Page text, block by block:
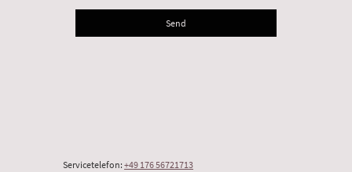
Send
Servicetelefon: +49 176 56721713